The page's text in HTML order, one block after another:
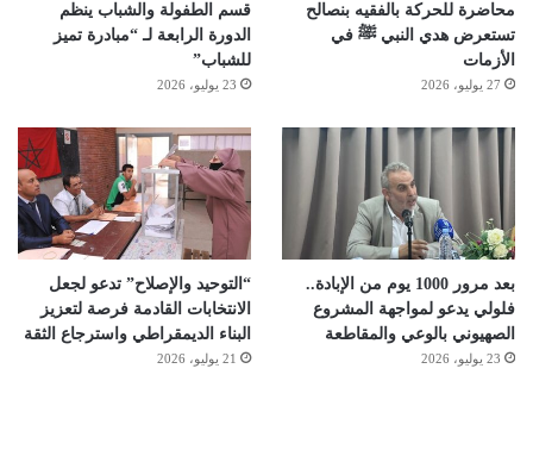
محاضرة للحركة بالفقيه بنصالح
تستعرض هدي النبي ﷺ في
الأزمات
27 يوليو، 2026
قسم الطفولة والشباب ينظم
الدورة الرابعة لـ “مبادرة تميز
للشباب”
23 يوليو، 2026
بعد مرور 1000 يوم من الإبادة..
فلولي يدعو لمواجهة المشروع
الصهيوني بالوعي والمقاطعة
23 يوليو، 2026
“التوحيد والإصلاح” تدعو لجعل
الانتخابات القادمة فرصة لتعزيز
البناء الديمقراطي واسترجاع الثقة
21 يوليو، 2026